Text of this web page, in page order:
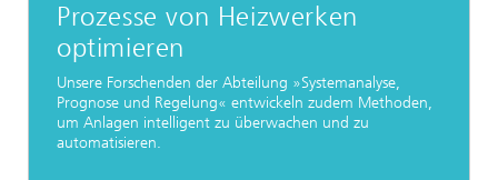
Prozesse von Heizwerken
optimieren
Unsere Forschenden der Abteilung »Systemanalyse,
Prognose und Regelung« entwickeln zudem Methoden,
um Anlagen intelligent zu überwachen und zu
automatisieren.